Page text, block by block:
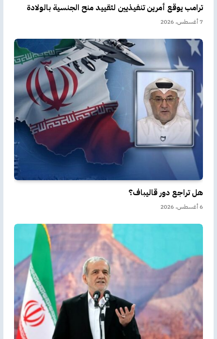
ترامب يوقع أمرين تنفيذيين لتقييد منح الجنسية بالولادة
7 أغسطس، 2026
هل تراجع دور قاليباف؟
6 أغسطس، 2026